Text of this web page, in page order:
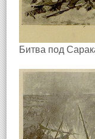
Битва под